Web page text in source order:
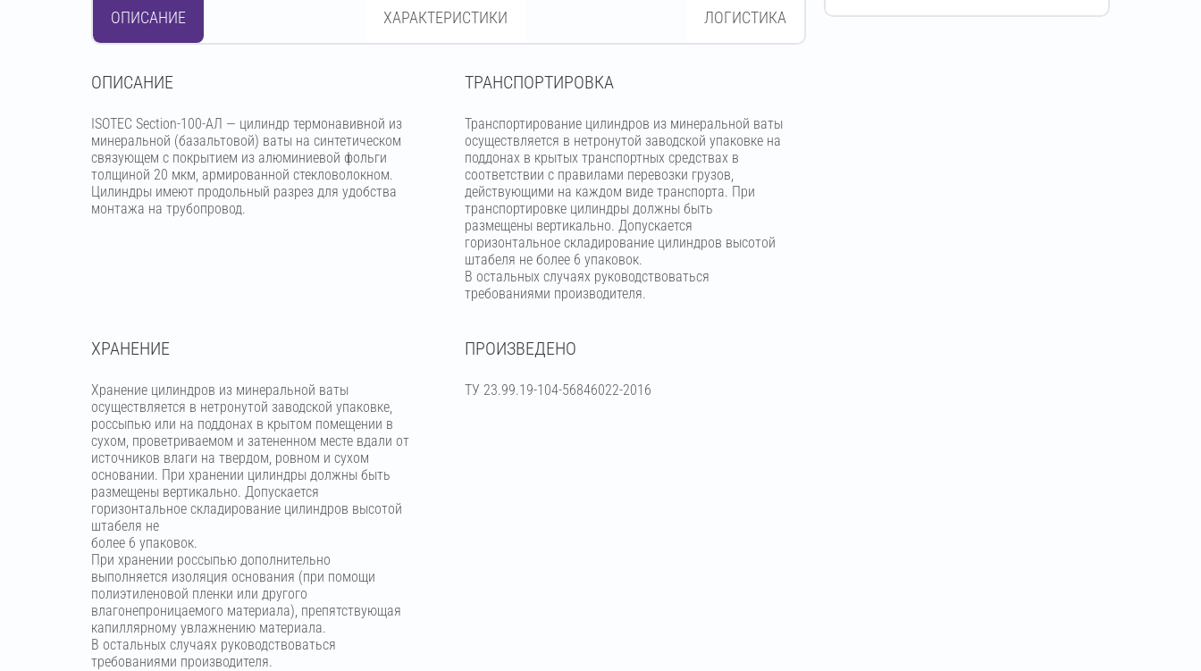
ОПИСАНИЕ ХАРАКТЕРИСТИКИ ЛОГИСТИКА
OПИСАНИЕ
ISOTEC Section-100-АЛ — цилиндр термонавивной из
минеральной (базальтовой) ваты на синтетическом
связующем с покрытием из алюминиевой фольги
толщиной 20 мкм, армированной стекловолокном.
Цилиндры имеют продольный разрез для удобства
монтажа на трубопровод.
ТРАНСПОРТИРОВКА
Транспортирование цилиндров из минеральной ваты
осуществляется в нетронутой заводской упаковке на
поддонах в крытых транспортных средствах в
соответствии с правилами перевозки грузов,
действующими на каждом виде транспорта. При
транспортировке цилиндры должны быть
размещены вертикально. Допускается
горизонтальное складирование цилиндров высотой
штабеля не более 6 упаковок.
В остальных случаях руководствоваться
требованиями производителя.
ХРАНЕНИЕ
Хранение цилиндров из минеральной ваты
осуществляется в нетронутой заводской упаковке,
россыпью или на поддонах в крытом помещении в
сухом, проветриваемом и затененном месте вдали от
источников влаги на твердом, ровном и сухом
основании. При хранении цилиндры должны быть
размещены вертикально. Допускается
горизонтальное складирование цилиндров высотой
штабеля не
более 6 упаковок.
При хранении россыпью дополнительно
выполняется изоляция основания (при помощи
полиэтиленовой пленки или другого
влагонепроницаемого материала), препятствующая
капиллярному увлажнению материала.
В остальных случаях руководствоваться
требованиями производителя.
ПРОИЗВЕДЕНО
ТУ 23.99.19-104-56846022-2016